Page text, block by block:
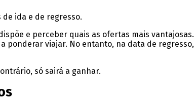
ida e de regresso.
e perceber quais as ofertas mais vantajosas.
ponderar viajar. No entanto, na data de
só sairá a ganhar.